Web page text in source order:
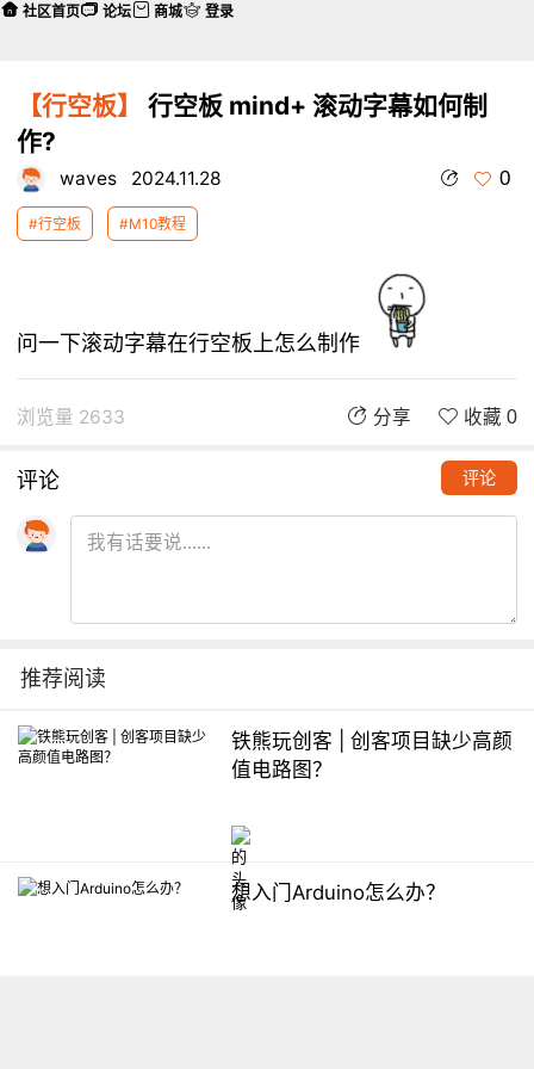
【行空板】
行空板 mind+ 滚动字幕如何制
作?
waves 2024.11.28 0
#行空板 #M10教程
问一下滚动字幕在行空板上怎么制作
浏览量 2633 分享 收藏 0
评论 评论
推荐阅读
铁熊玩创客 | 创客项目缺少高颜
值电路图？
想入门Arduino怎么办？
社区首页 论坛 商城 登录